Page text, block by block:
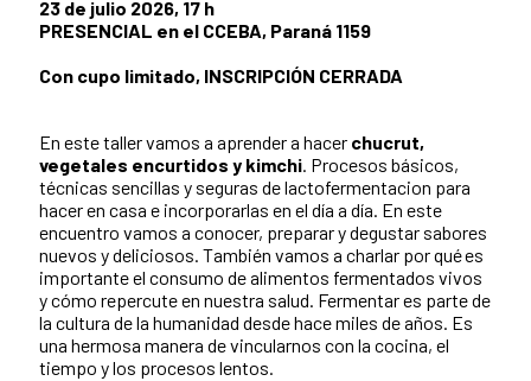
23 de julio 2026, 17 h
PRESENCIAL en el CCEBA, Paraná 1159
Con cupo limitado, INSCRIPCIÓN CERRADA
En este taller vamos a aprender a hacer chucrut,
vegetales encurtidos y kimchi. Procesos básicos,
técnicas sencillas y seguras de lactofermentacion para
hacer en casa e incorporarlas en el día a día. En este
encuentro vamos a conocer, preparar y degustar sabores
nuevos y deliciosos. También vamos a charlar por qué es
importante el consumo de alimentos fermentados vivos
y cómo repercute en nuestra salud. Fermentar es parte de
la cultura de la humanidad desde hace miles de años. Es
una hermosa manera de vincularnos con la cocina, el
tiempo y los procesos lentos.